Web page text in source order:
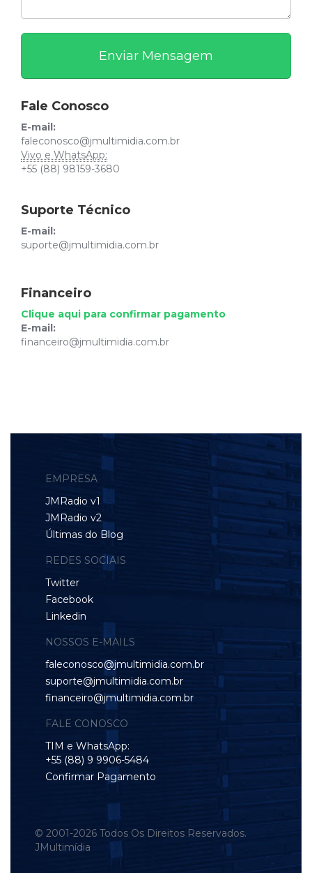
Fale Conosco
E-mail:
faleconosco@jmultimidia.com.br
Vivo e WhatsApp:
+55 (88) 98159-3680
Suporte Técnico
E-mail:
suporte@jmultimidia.com.br
Financeiro
Clique aqui para confirmar pagamento
E-mail:
financeiro@jmultimidia.com.br
EMPRESA
JMRadio v1
JMRadio v2
Últimas do Blog
REDES SOCIAIS
Twitter
Facebook
Linkedin
NOSSOS E-MAILS
faleconosco@jmultimidia.com.br
suporte@jmultimidia.com.br
financeiro@jmultimidia.com.br
FALE CONOSCO
TIM e WhatsApp:
+55 (88) 9 9906-5484
Confirmar Pagamento
© 2001-2026 Todos Os Direitos Reservados.
JMultimídia